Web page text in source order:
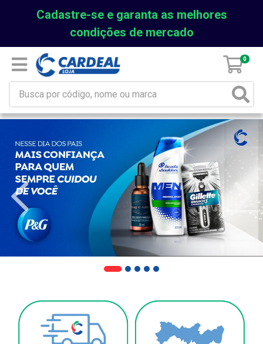
Cadastre-se e garanta as melhores
condições de mercado
0